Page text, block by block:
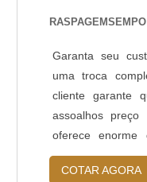
C; - Atende a
RASPAGEMSEMPO
Garanta seu
uma troca
cliente garante
assoalhos
oferece enorme
raspagem é bem
piso e é
COTAR AGORA